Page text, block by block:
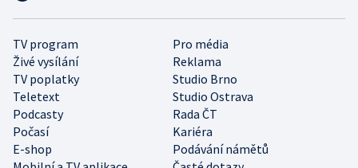
TV program
Pro média
Živé vysílání
Reklama
TV poplatky
Studio Brno
Teletext
Studio Ostrava
Podcasty
Rada ČT
Počasí
Kariéra
E-shop
Podávání námětů